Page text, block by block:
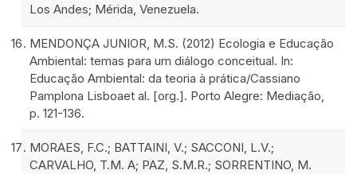
Los Andes; Mérida, Venezuela.
MENDONÇA JUNIOR, M.S. (2012) Ecologia e Educação
Ambiental: temas para um diálogo conceitual. In:
Educação Ambiental: da teoria à prática/Cassiano
Pamplona Lisboaet al. [org.]. Porto Alegre: Mediação,
p. 121-136.
MORAES, F.C.; BATTAINI, V.; SACCONI, L.V.;
CARVALHO, T.M. A; PAZ, S.M.R.; SORRENTINO, M.